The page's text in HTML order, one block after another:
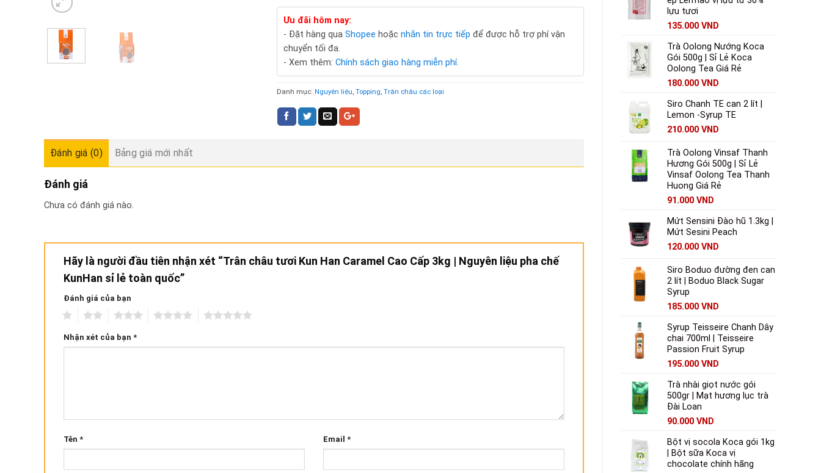
lựu tươi
135.000 VND
Trà Oolong Nướng Koca
Gói 500g | Sỉ Lẻ Koca
Oolong Tea Giá Rẻ
180.000 VND
Siro Chanh TE can 2 lít |
Lemon -Syrup TE
210.000 VND
Trà Oolong Vinsaf Thanh
Hương Gói 500g | Sỉ Lẻ
Vinsaf Oolong Tea Thanh
Huong Giá Rẻ
91.000 VND
Mứt Sensini Đào hũ 1.3kg |
Mứt Sesini Peach
120.000 VND
Siro Boduo đường đen can
2 lít | Boduo Black Sugar
Syrup
185.000 VND
Syrup Teisseire Chanh Dây
chai 700ml | Teisseire
Passion Fruit Syrup
195.000 VND
Trà nhài giọt nước gói
500gr | Mạt hương lục trà
Đài Loan
90.000 VND
Bột vị socola Koca gói 1kg
| Bột sữa Koca vị
chocolate chính hãng
Ưu đãi hôm nay:
- Đặt hàng qua Shopee hoặc nhắn tin trực tiếp để được hỗ trợ phí vận
chuyển tối đa.
- Xem thêm: Chính sách giao hàng miễn phí.
Danh mục: Nguyên liệu, Topping, Trân châu các loại
Đánh giá (0) Bảng giá mới nhất
Đánh giá
Chưa có đánh giá nào.
Hãy là người đầu tiên nhận xét “Trân châu tươi Kun Han Caramel Cao Cấp 3kg | Nguyên liệu pha chế
KunHan sỉ lẻ toàn quốc”
Đánh giá của bạn
Nhận xét của bạn *
Tên * Email *